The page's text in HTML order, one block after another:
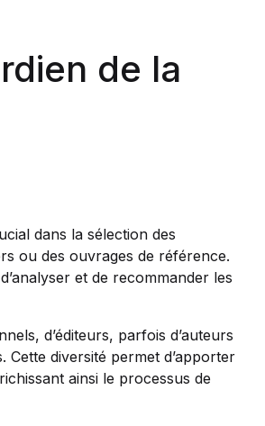
de la
dans la sélection des
ou des ouvrages de référence.
et de recommander les
d’éditeurs, parfois d’auteurs
Cette diversité permet d’apporter
ainsi le processus de